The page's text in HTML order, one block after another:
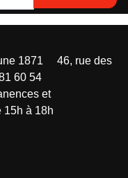
1871 46, rue des
60 54
et
15h à 18h